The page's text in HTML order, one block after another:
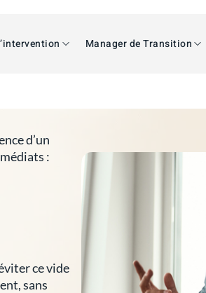
Manager de Transition
d’un
:
ce vide
sans